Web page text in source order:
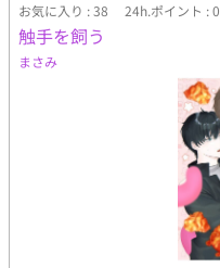
お気に入り : 38 24h.ポイント : 0
触手を飼う
まさみ